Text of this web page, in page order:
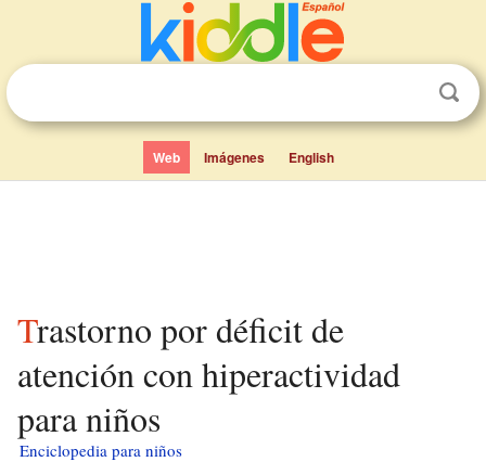
Web Imágenes English
Trastorno por déficit de
atención con hiperactividad
para niños
Enciclopedia para niños